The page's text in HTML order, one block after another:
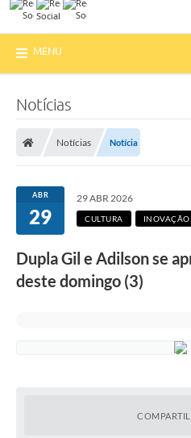
MENU
Notícias
Notícias Notícia
ABR
29
29 ABR 2026
CULTURA
Dupla Gil e Adilson se
deste domingo (3)